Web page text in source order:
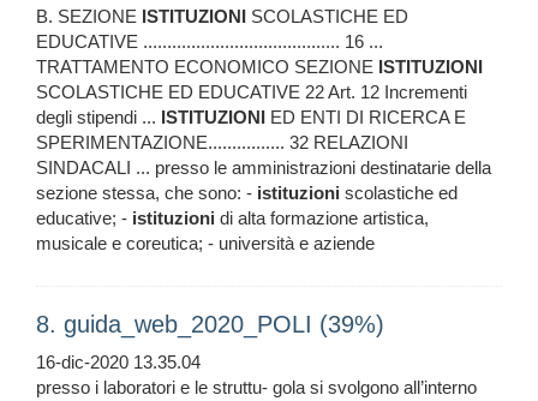
B. SEZIONE ISTITUZIONI SCOLASTICHE ED
EDUCATIVE ......................................... 16 ...
TRATTAMENTO ECONOMICO SEZIONE ISTITUZIONI
SCOLASTICHE ED EDUCATIVE 22 Art. 12 Incrementi
degli stipendi ... ISTITUZIONI ED ENTI DI RICERCA E
SPERIMENTAZIONE................ 32 RELAZIONI
SINDACALI ... presso le amministrazioni destinatarie della
sezione stessa, che sono: - istituzioni scolastiche ed
educative; - istituzioni di alta formazione artistica,
musicale e coreutica; - università e aziende
8. guida_web_2020_POLI (39%)
16-dic-2020 13.35.04
presso i laboratori e le struttu- gola si svolgono all’interno